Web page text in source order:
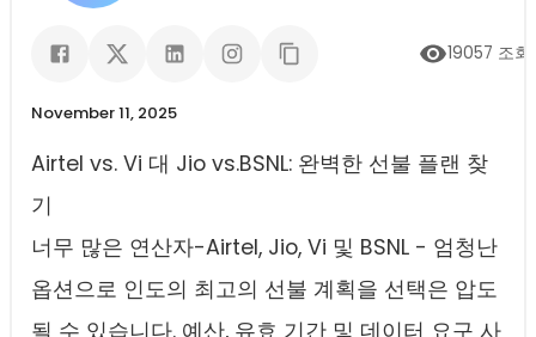
19057 조회
November 11, 2025
Airtel vs. Vi 대 Jio vs.BSNL: 완벽한 선불 플랜 찾
기
너무 많은 연산자-Airtel, Jio, Vi 및 BSNL - 엄청난
옵션으로 인도의 최고의 선불 계획을 선택은 압도
될 수 있습니다. 예산, 유효 기간 및 데이터 요구 사